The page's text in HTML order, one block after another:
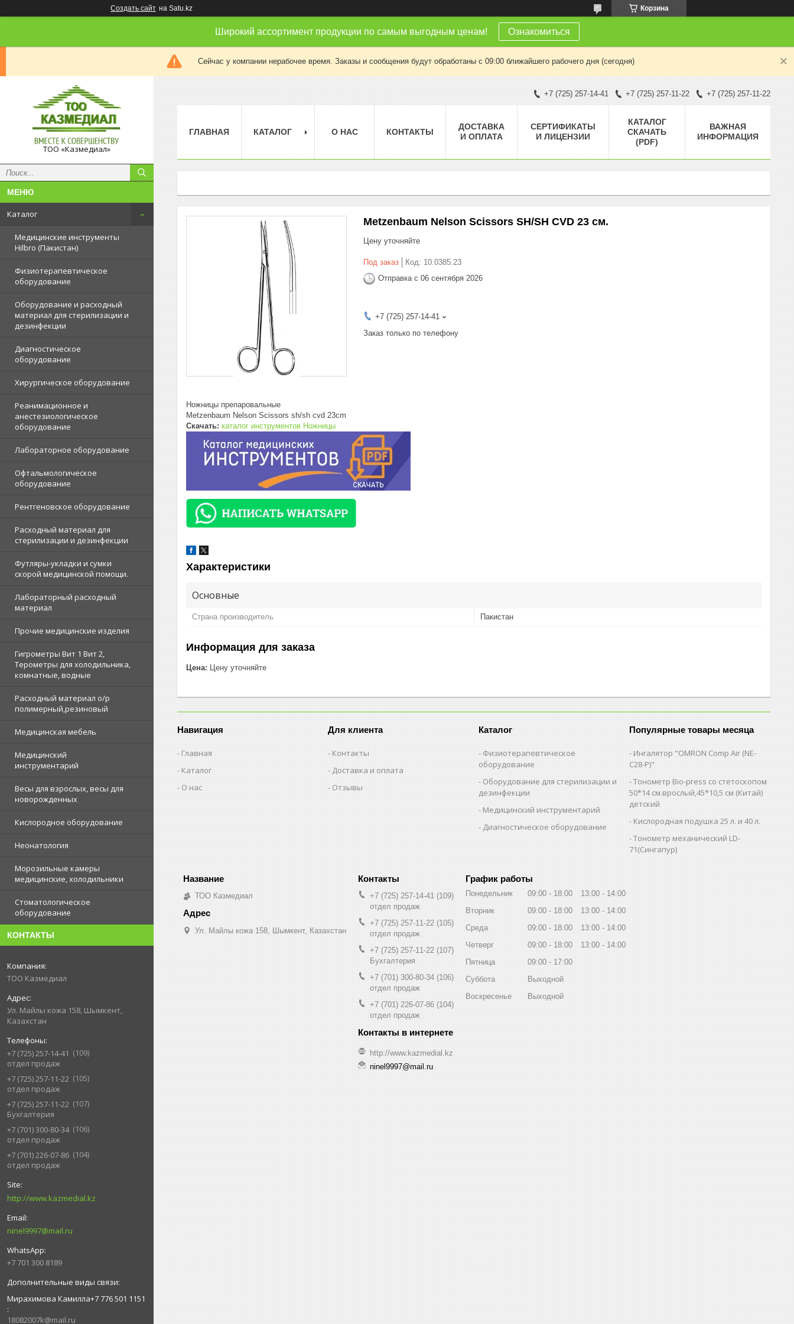
Создать сайт на Satu.kz Корзина
Широкий ассортимент продукции по самым выгодным ценам! Ознакомиться
Сейчас у компании нерабочее время. Заказы и сообщения будут обработаны с 09:00 ближайшего рабочего дня (сегодня)
ТОО «Казмедиал»
Каталог
Медицинские инструменты
Hilbro (Пакистан)
Физиотерапевтическое
оборудование
Оборудование и расходный
материал для стерилизации и
дезинфекции
Диагностическое
оборудование
Хирургическое оборудование
Реанимационное и
анестезиологическое
оборудование
Лабораторное оборудование
Офтальмологическое
оборудование
Рентгеновское оборудование
Расходный материал для
стерилизации и дезинфекции
Футляры-укладки и сумки
скорой медицинской помощи.
Лабораторный расходный
материал
Прочие медицинские изделия
Гигрометры Вит 1 Вит 2,
Терометры для холодильника,
комнатные, водные
Расходный материал о/р
полимерный,резиновый
Медицинская мебель
Медицинский
инструментарий
Весы для взрослых, весы для
новорожденных
Кислородное оборудование
Неонатология
Морозильные камеры
медицинские, холодильники
Стоматологическое
оборудование
КОНТАКТЫ
ТОО Казмедиал
Ул. Майлы кожа 158, Шымкент,
Казахстан
+7 (725) 257-14-41
109
отдел продаж
+7 (725) 257-11-22
105
отдел продаж
+7 (725) 257-11-22
107
Бухгалтерия
+7 (701) 300-80-34
106
отдел продаж
+7 (701) 226-07-86
104
отдел продаж
http://www.kazmedial.kz
ninel9997@mail.ru
+7 701 300 8189
Мирахимова Камилла+7 776 501 1151
18082007k@mail.ru
+7 (725) 257-14-41 +7 (725) 257-11-22 +7 (725) 257-11-22
ГЛАВНАЯ КАТАЛОГ О НАС КОНТАКТЫ
ДОСТАВКА
И ОПЛАТА
СЕРТИФИКАТЫ
И ЛИЦЕНЗИИ
КАТАЛОГ
СКАЧАТЬ
(PDF)
ВАЖНАЯ
ИНФОРМАЦИЯ
Metzenbaum Nelson Scissors SH/SH CVD 23 см.
Цену уточняйте
Под заказ Код: 10.0385.23
Отправка с 06 сентября 2026
+7 (725) 257-14-41
Заказ только по телефону
Ножницы препаровальные
Metzenbaum Nelson Scissors sh/sh cvd 23cm
Скачать: каталог инструментов Ножницы
Характеристики
Основные
Страна производитель Пакистан
Информация для заказа
Цена: Цену уточняйте
Навигация
Главная
Каталог
О нас
Для клиента
Контакты
Доставка и оплата
Отзывы
Каталог
Физиотерапевтическое
оборудование
Оборудование для стерилизации и
дезинфекции
Медицинский инструментарий
Диагностическое оборудование
Популярные товары месяца
Ингалятор "OMRON Comp Air (NE-
C28-Р)"
Тонометр Bio-press со стетоскопом
50*14 см.врослый,45*10,5 см (Китай)
детский
Кислородная подушка 25 л. и 40 л.
Тонометр механический LD-
71(Сингапур)
ТОО Казмедиал
Ул. Майлы кожа 158, Шымкент, Казахстан
+7 (725) 257-14-41
109
отдел продаж
+7 (725) 257-11-22 105
отдел продаж
+7 (725) 257-11-22 107
Бухгалтерия
+7 (701) 300-80-34 106
отдел продаж
+7 (701) 226-07-86 104
отдел продаж
http://www.kazmedial.kz
ninel9997@mail.ru
График работы
Понедельник 09:00 18:00 13:00
14:00
Вторник
09:00 18:00 13:00
14:00
Среда
09:00 18:00 13:00
14:00
Четверг
09:00 18:00 13:00
14:00
Пятница
09:00
17:00
Суббота
Выходной
Воскресенье
Выходной